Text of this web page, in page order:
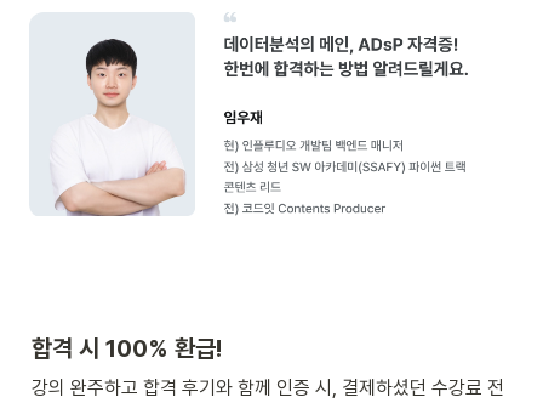
합격 시 100% 환급!
강의 완주하고 합격 후기와 함께 인증 시, 결제하셨던 수강료 전